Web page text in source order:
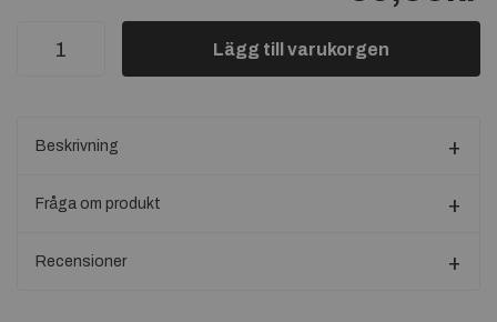
Lägg till varukorgen
Beskrivning
Fråga om produkt
Recensioner